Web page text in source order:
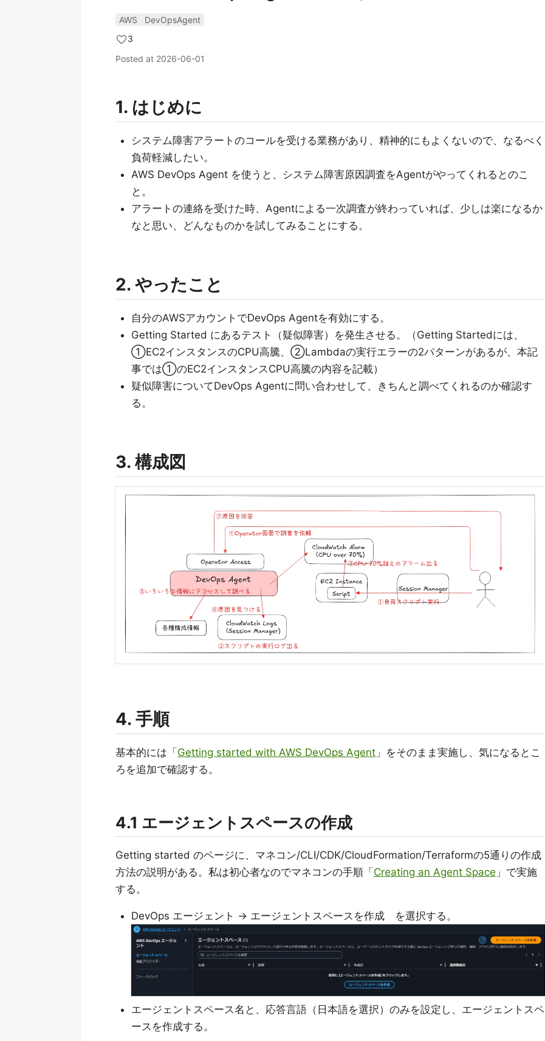
AWS
DevOpsAgent
3
Posted at 2026-06-01
1. はじめに
システム障害アラートのコールを受ける業務があり、精神的にもよくないので、なるべく
負荷軽減したい。
AWS DevOps Agent を使うと、システム障害原因調査をAgentがやってくれるとのこ
と。
アラートの連絡を受けた時、Agentによる一次調査が終わっていれば、少しは楽になるか
なと思い、どんなものかを試してみることにする。
2. やったこと
自分のAWSアカウントでDevOps Agentを有効にする。
Getting Started にあるテスト（疑似障害）を発生させる。（Getting Startedには、
①EC2インスタンスのCPU高騰、②Lambdaの実行エラーの2パターンがあるが、本記
事では①のEC2インスタンスCPU高騰の内容を記載）
疑似障害についてDevOps Agentに問い合わせして、きちんと調べてくれるのか確認す
る。
3. 構成図
4. 手順
基本的には「 Getting started with AWS DevOps Agent 」をそのまま実施し、気になるとこ
ろを追加で確認する。
4.1 エージェントスペースの作成
Getting started のページに、マネコン/CLI/CDK/CloudFormation/Terraformの5通りの作成
方法の説明がある。私は初心者なのでマネコンの手順「 Creating an Agent Space 」で実施
する。
DevOps エージェント -> エージェントスペースを作成 を選択する。
エージェントスペース名と、応答言語（日本語を選択）のみを設定し、エージェントスペ
ースを作成する。